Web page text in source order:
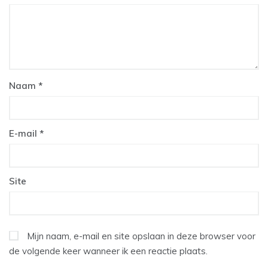
Naam *
E-mail *
Site
Mijn naam, e-mail en site opslaan in deze browser voor
de volgende keer wanneer ik een reactie plaats.